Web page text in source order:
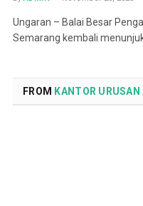
Ungaran – Balai Besar
Semarang kembali
FROM KANTOR